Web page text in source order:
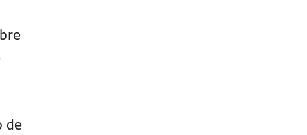
de